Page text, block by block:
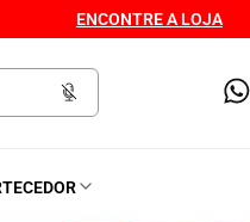
ENCONTRE A LOJA